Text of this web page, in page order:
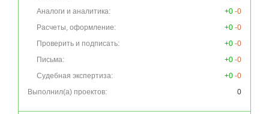
Аналоги и аналитика:
+0 -0
Расчеты, оформление:
+0 -0
Проверить и подписать:
+0 -0
Письма:
+0 -0
Судебная экспертиза:
+0 -0
Выполнил(а) проектов:
0